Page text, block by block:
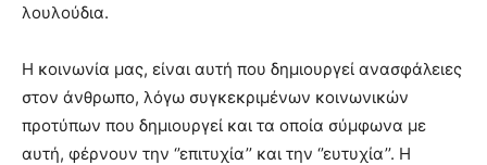
λουλούδια.
Η κοινωνία μας, είναι αυτή που δημιουργεί ανασφάλειες
στον άνθρωπο, λόγω συγκεκριμένων κοινωνικών
προτύπων που δημιουργεί και τα οποία σύμφωνα με
αυτή, φέρνουν την ‘’επιτυχία’’ και την ‘’ευτυχία’’. Η